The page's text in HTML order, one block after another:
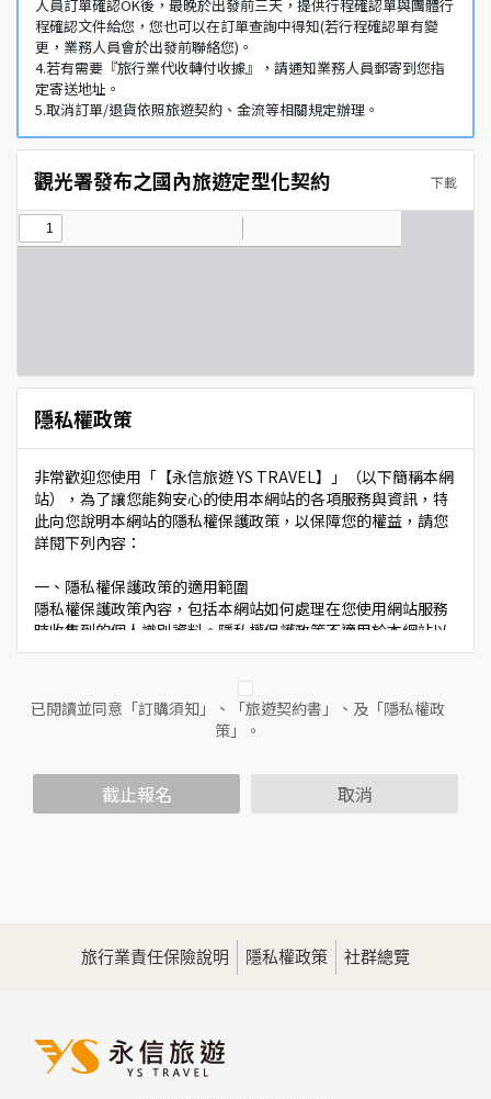
人員訂單確認OK後，最晚於出發前三天，提供行程確認單與團體行
程確認文件給您，您也可以在訂單查詢中得知(若行程確認單有變
更，業務人員會於出發前聯絡您)。
4.若有需要『旅行業代收轉付收據』，請通知業務人員郵寄到您指
定寄送地址。
5.取消訂單/退貨依照旅遊契約、金流等相關規定辦理。
觀光署發布之國內旅遊定型化契約 下載
隱私權政策
非常歡迎您使用「【永信旅遊 YS TRAVEL】」（以下簡稱本網
站），為了讓您能夠安心的使用本網站的各項服務與資訊，特
此向您說明本網站的隱私權保護政策，以保障您的權益，請您
詳閱下列內容：
一、隱私權保護政策的適用範圍
隱私權保護政策內容，包括本網站如何處理在您使用網站服務
時收集到的個人識別資料。隱私權保護政策不適用於本網站以
外的相關連結網站，也不適用於非本網站所委託或參與管理的
二、個人資料的蒐集、處理及利用方式
當您造訪本網站或使用本網站所提供之功能服務時，我們將視
範圍內處理及利用您的個人資料；非經您書面同意，本網站不
會將個人資料用於其他用途。
為提供精確的服務，我們會將收集的問卷調查內容進行統計與
分析，分析結果之統計數據或說明文字呈現，除供內部研究
三、資料之保護
已閱讀並同意「訂購須知」、「旅遊契約書」、及「隱私權政
策」。
截止報名 取消
旅行業責任保險說明 隱私權政策 社群總覽